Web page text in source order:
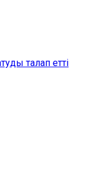
талап етті